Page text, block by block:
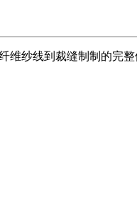
纱线到裁缝制制的完整